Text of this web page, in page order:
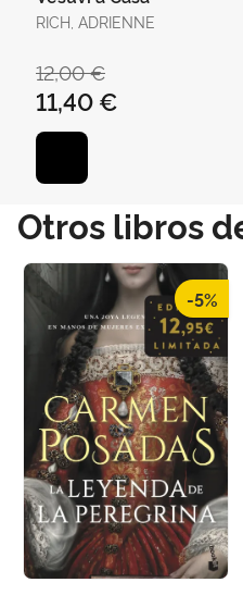
RICH, ADRIENNE
12,00 €
11,40 €
Otros libros
-5%